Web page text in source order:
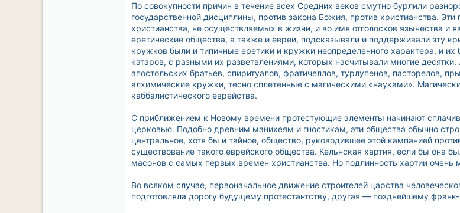
По совокупности причин в течение всех Средних веков смутно бурлили
государственной дисциплины, против закона Божия, против христианства.
христианства, не осуществляемых в жизни, и во имя отголосков язычества и
еретические общества, а также и евреи, подсказывали и поддерживали эту
кружков были и типичные еретики и кружки неопределенного характера, и
катаров, с разными их разветвлениями, которых насчитывали многие
апостольских братьев, спиритуалов, фратичеллов, турлупенов, пасторелов,
алхимические кружки, тесно сплетенные с магическими «науками».
каббалистического еврейства.
С приближением к Новому времени протестующие элементы начинают
церковью. Подобно древним манихеям и гностикам, эти общества обычно
центральное, хотя бы и тайное, общество, руководившее этой кампанией
существование такого еврейского общества. Кельнская хартия, если бы она
масонов с самых первых времен христианства. Но подлинность хартии очень
Во всяком случае, первоначальное движение строителей царства
подготовляла дорогу будущему протестантству, другая — позднейшему